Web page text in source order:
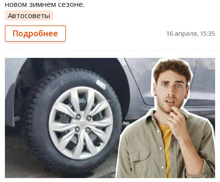
новом зимнем сезоне.
Автосоветы
Подробнее 16 апреля, 15:35